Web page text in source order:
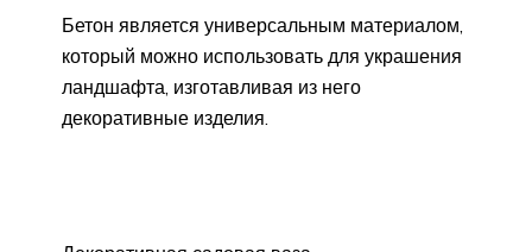
Бетон является универсальным материалом,
который можно использовать для украшения
ландшафта, изготавливая из него
декоративные изделия.